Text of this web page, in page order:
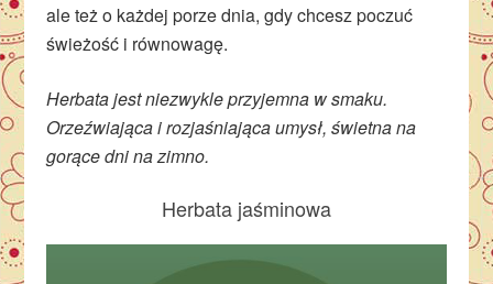
ale też o każdej porze dnia, gdy chcesz poczuć
świeżość i równowagę.
Herbata jest niezwykle przyjemna w smaku.
Orzeźwiająca i rozjaśniająca umysł, świetna na
gorące dni na zimno.
Herbata jaśminowa